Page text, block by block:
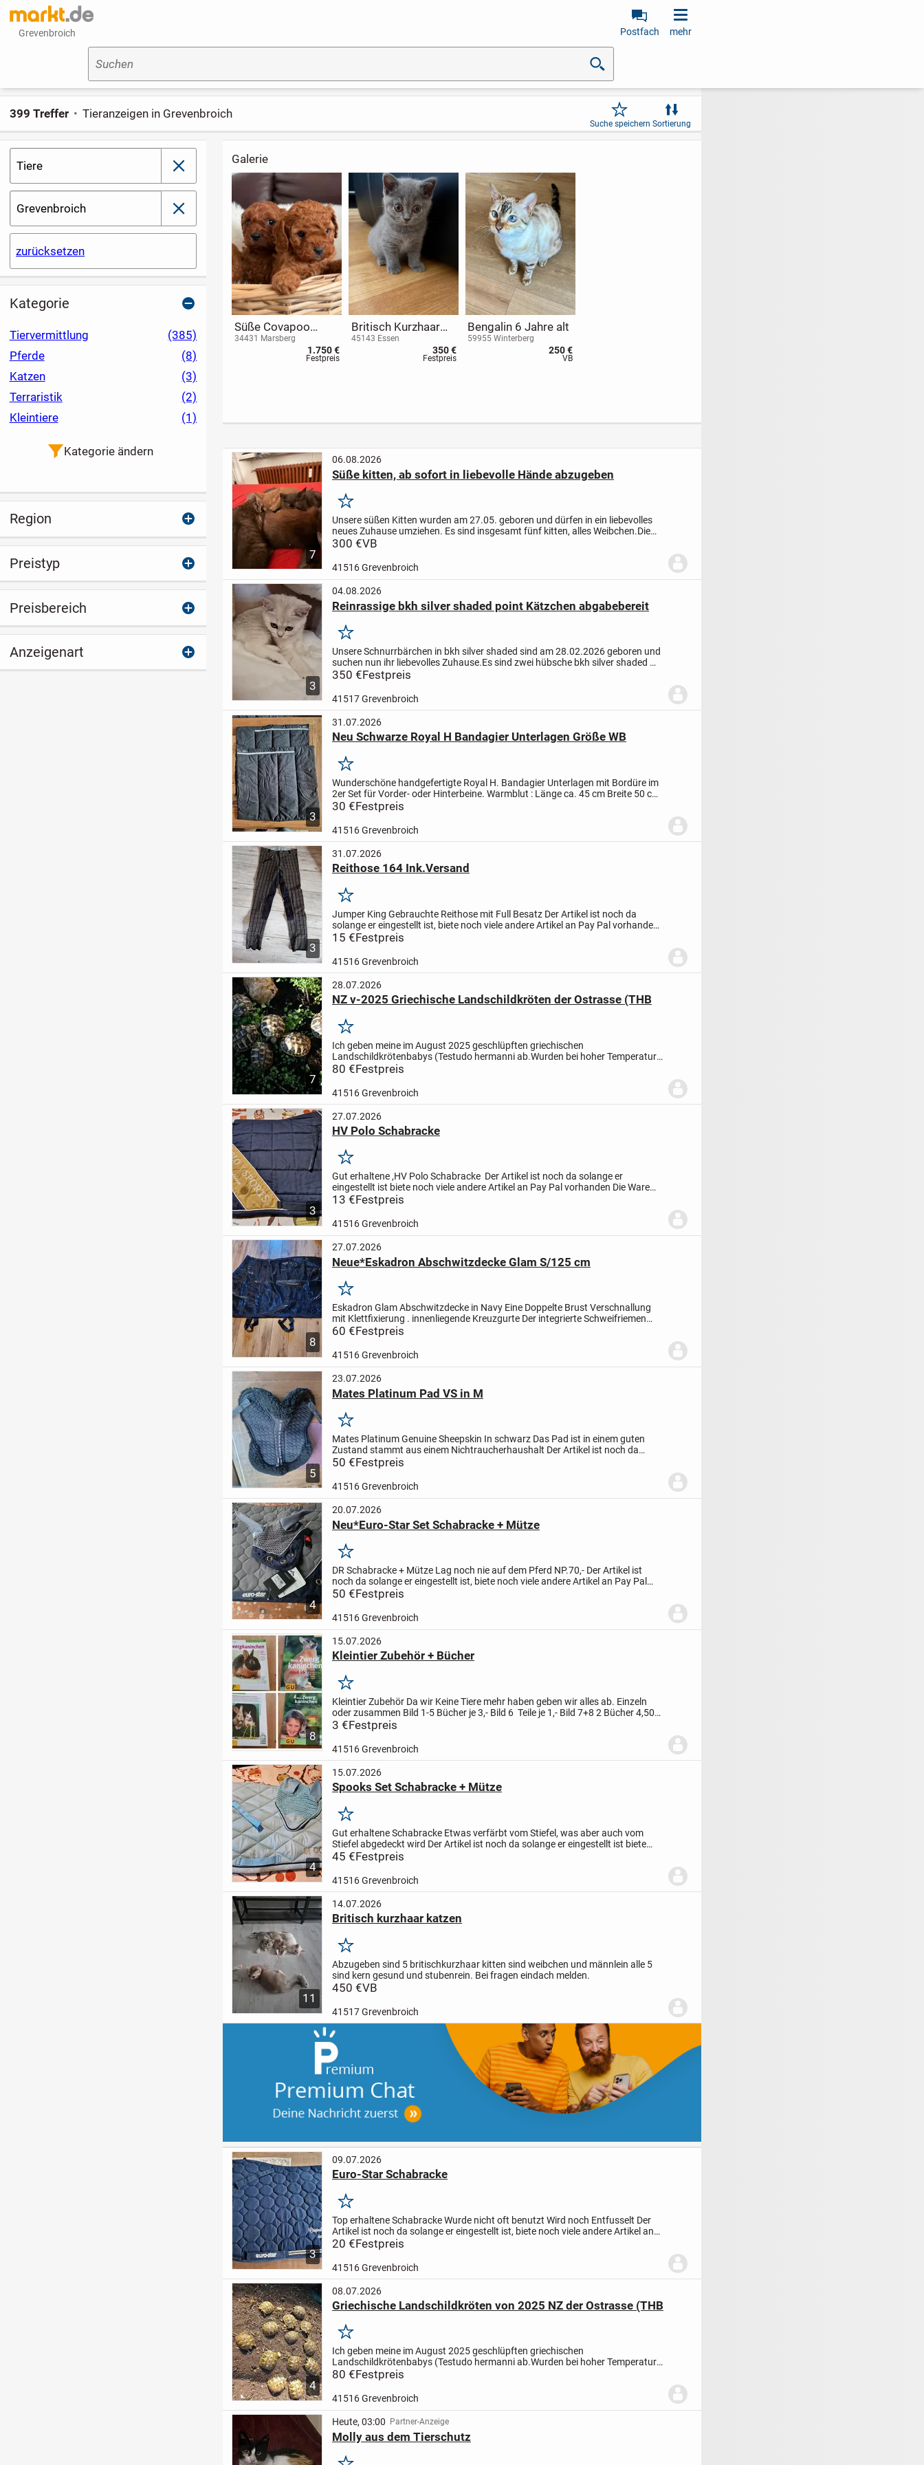
Grevenbroich Postfach mehr
Suchen
Tiere schließen
Grevenbroich schließen
zurücksetzen
399 Treffer Tieranzeigen in Grevenbroich
Suche speichern Sortierung
Galerie
Süße Covapoo
Welpen
34431 Marsberg
1.750 €
Festpreis
Britisch Kurzhaar
Kitten, BKH,
Kätzchen, Katzen,
45143 Essen
350 €
Festpreis
Bengalin 6 Jahre alt
59955 Winterberg
250 €
VB
7
06.08.2026
Süße kitten, ab sofort in liebevolle Hände abzugeben
Merken
Unsere süßen Kitten wurden am 27.05. geboren und dürfen in ein liebevolles
neues Zuhause umziehen. Es sind insgesamt fünf kitten, alles Weibchen.Die
Kleinen wachsen bei uns mit viel Liebe auf und sind...
300 €VB
41516 Grevenbroich
3
04.08.2026
Reinrassige bkh silver shaded point Kätzchen abgabebereit
Merken
Unsere Schnurrbärchen in bkh silver shaded sind am 28.02.2026 geboren und
suchen nun ihr liebevolles Zuhause.Es sind zwei hübsche bkh silver shaded
Mädchen und ein Junge.
350 €Festpreis
41517 Grevenbroich
3
31.07.2026
Neu Schwarze Royal H Bandagier Unterlagen Größe WB
Merken
Wunderschöne handgefertigte Royal H. Bandagier Unterlagen mit Bordüre im
2er Set für Vorder- oder Hinterbeine. Warmblut : Länge ca. 45 cm Breite 50 cm
noch nie am Pferd
30 €Festpreis
41516 Grevenbroich
3
31.07.2026
Reithose 164 Ink.Versand
Merken
Jumper King Gebrauchte Reithose mit Full Besatz Der Artikel ist noch da
solange er eingestellt ist, biete noch viele andere Artikel an Pay Pal vorhanden
Dies ist ein Privatverkauf - Keine...
15 €Festpreis
41516 Grevenbroich
7
28.07.2026
NZ v-2025 Griechische Landschildkröten der Ostrasse (THB
Merken
Ich geben meine im August 2025 geschlüpften griechischen
Landschildkrötenbabys (Testudo hermanni ab.Wurden bei hoher Temperatur
ausgebrütet, mit hohe Wahrscheinlichkeit Weibchen
80 €Festpreis
41516 Grevenbroich
3
27.07.2026
HV Polo Schabracke
Merken
Gut erhaltene ,HV Polo Schabracke Der Artikel ist noch da solange er
eingestellt ist biete noch viele andere Artikel an Pay Pal vorhanden Die Ware
wird unter Ausschluss jeglicher Gewährleistu...
13 €Festpreis
41516 Grevenbroich
8
27.07.2026
Neue*Eskadron Abschwitzdecke Glam S/125 cm
Merken
Eskadron Glam Abschwitzdecke in NavyEine Doppelte Brust Verschnallung
mit Klettfixierung . innenliegende KreuzgurteDer integrierte Schweifriemen
hält die Decke zuverlässig an Ort und Stelle
60 €Festpreis
41516 Grevenbroich
5
23.07.2026
Mates Platinum Pad VS in M
Merken
Mates Platinum Genuine Sheepskin In schwarzDas Pad ist in einem guten
Zustand stammt aus einem Nichtraucherhaushalt Der Artikel ist noch da
solange er eingestellt ist
50 €Festpreis
41516 Grevenbroich
4
20.07.2026
Neu*Euro-Star Set Schabracke + Mütze
Merken
DR Schabracke + MützeLag noch nie auf dem Pferd NP.70,- Der Artikel ist
noch da solange er eingestellt ist, biete noch viele andere Artikel an Pay Pal
vorhandenDie Ware wird unter...
50 €Festpreis
41516 Grevenbroich
8
15.07.2026
Kleintier Zubehör + Bücher
Merken
Kleintier ZubehörDa wir Keine Tiere mehr haben geben wir alles ab. Einzeln
oder zusammen Bild 1-5 Bücher je 3,-Bild 6 Teile je 1,-Bild 7+8 2 Bücher 4,50
Der Artikel ist noch da solange er...
3 €Festpreis
41516 Grevenbroich
4
15.07.2026
Spooks Set Schabracke + Mütze
Merken
Gut erhaltene Schabracke Etwas verfärbt vom Stiefel, was aber auch vom
Stiefel abgedeckt wird Der Artikel ist noch da solange er eingestellt ist biete
noch viele andere Artikel an
45 €Festpreis
41516 Grevenbroich
11
14.07.2026
Britisch kurzhaar katzen
Merken
Abzugeben sind 5 britischkurzhaar kitten sind weibchen und männlein alle 5
sind kern gesund und stubenrein. Bei fragen eindach melden.
450 €VB
41517 Grevenbroich
3
09.07.2026
Euro-Star Schabracke
Merken
Top erhaltene SchabrackeWurde nicht oft benutzt Wird noch Entfusselt Der
Artikel ist noch da solange er eingestellt ist, biete noch viele andere Artikel an
Pay Pal vorhanden
20 €Festpreis
41516 Grevenbroich
4
08.07.2026
Griechische Landschildkröten von 2025 NZ der Ostrasse (THB
Merken
Ich geben meine im August 2025 geschlüpften griechischen
Landschildkrötenbabys (Testudo hermanni ab.Wurden bei hoher Temperatur
ausgebrütet, mit hohe Wahrscheinlichkeit Weibchen
80 €Festpreis
41516 Grevenbroich
Heute, 03:00 Partner-Anzeige
Molly aus dem Tierschutz
Kategorie
Tiervermittlung
(385)
Pferde
(8)
Katzen
(3)
Terraristik
(2)
Kleintiere
(1)
Kategorie ändern
Region
Preistyp
Preisbereich
Anzeigenart